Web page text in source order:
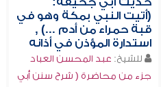
(أتيت النبي بمكة وهو في
قبة حمراء من أدم ...) ,
استدارة المؤذن في أذانه
للشيخ: عبد المحسن العباد
جزء من محاضرة ( شرح سنن أبي